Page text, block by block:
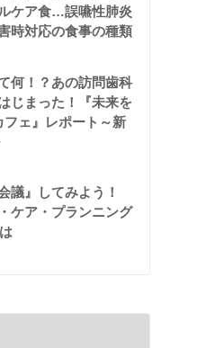
ケア食…誤嚥性肺炎
時対応の食事の種類
何！？あの訪問歯科
じまった！『未来を
ェ』レポート～新
議』してみよう！
ケア・プランニング